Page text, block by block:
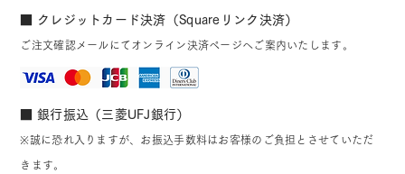
■ クレジットカード決済（Squareリンク決済）
ご注文確認メールにてオンライン決済ページへご案内いたします。
■ 銀行振込（三菱UFJ銀行）
※誠に恐れ入りますが、お振込手数料はお客様のご負担とさせていただ
きます。